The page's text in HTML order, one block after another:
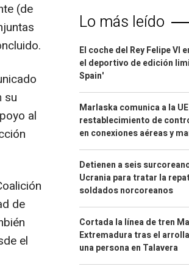
(de
su
al
de
el
Lo más leído
El coche del Rey Felipe VI
el deportivo de edición
Spain'
Marlaska comunica a la
restablecimiento de
en conexiones aéreas y
Detienen a seis
Ucrania para tratar la
soldados norcoreanos
Cortada la línea de tren
Extremadura tras el
una persona en Talavera